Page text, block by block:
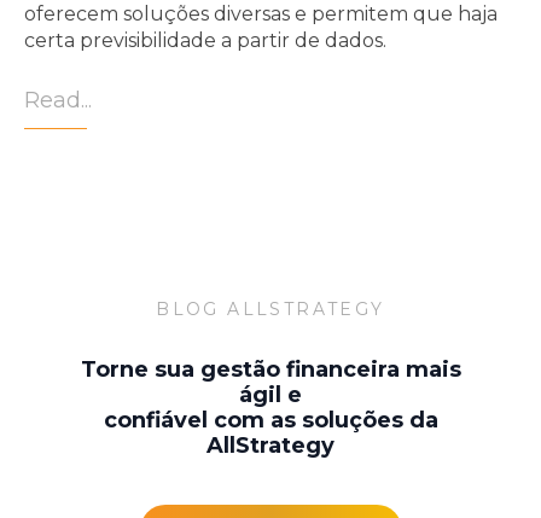
oferecem soluções diversas e permitem que haja
certa previsibilidade a partir de dados.
Read...
BLOG ALLSTRATEGY
Torne sua gestão financeira mais
ágil e
confiável com as soluções da
AllStrategy